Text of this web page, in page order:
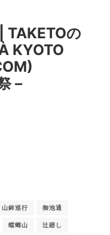
TAKETOの
KYOTO
–
山鉾巡行 御池通
蟷螂山 辻廻し